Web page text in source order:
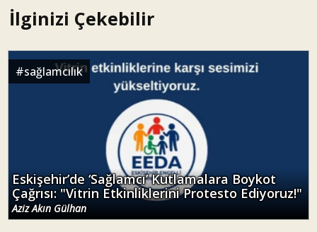
İlginizi Çekebilir
#sağlamcılık
Eskişehir’de ‘Sağlamcı’ Kutlamalara Boykot
Çağrısı: "Vitrin Etkinliklerini Protesto Ediyoruz!"
Aziz Akın Gülhan